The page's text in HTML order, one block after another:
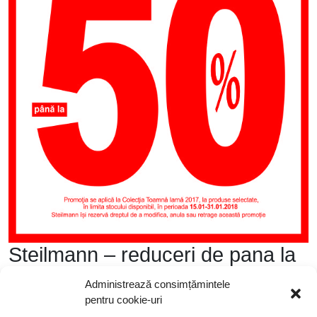
Administrează consimțămintele
pentru cookie-uri
Steilmann – reduceri de pana la